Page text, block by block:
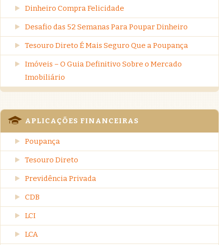
Dinheiro Compra Felicidade
Desafio das 52 Semanas Para Poupar Dinheiro
Tesouro Direto É Mais Seguro Que a Poupança
Imóveis – O Guia Definitivo Sobre o Mercado
Imobiliário
APLICAÇÕES FINANCEIRAS
Poupança
Tesouro Direto
Previdência Privada
CDB
LCI
LCA